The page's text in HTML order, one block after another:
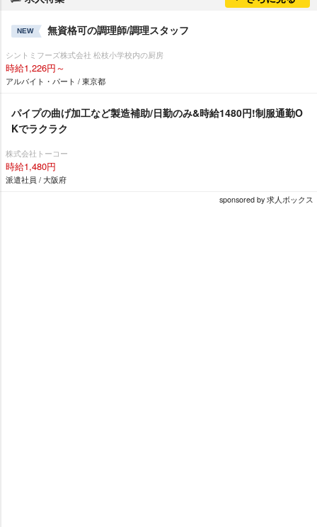
NEW 無資格可の調理師/調理スタッフ
シントミフーズ株式会社 松枝小学校内の厨房
時給1,226円～
アルバイト・パート / 東京都
パイプの曲げ加工など製造補助/日勤のみ&時給1480円!制服通勤O
Kでラクラク
株式会社トーコー
時給1,480円
派遣社員 / 大阪府
sponsored by 求人ボックス